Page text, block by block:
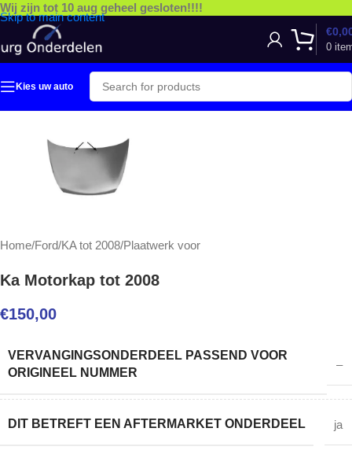
Skip to main content
Wij zijn tot 10 aug geheel gesloten!!!!
0
€
Kies uw auto
Home/Ford/KA tot 2008/Plaatwerk voor
Ka Motorkap tot 2008
€150,00
VERVANGINGSONDERDEEL PASSEND VOOR
ORIGINEEL NUMMER
–
DIT BETREFT EEN AFTERMARKET ONDERDEEL ja